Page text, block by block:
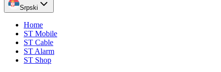
Srpski
Home
ST Mobile
ST Cable
ST Alarm
ST Shop